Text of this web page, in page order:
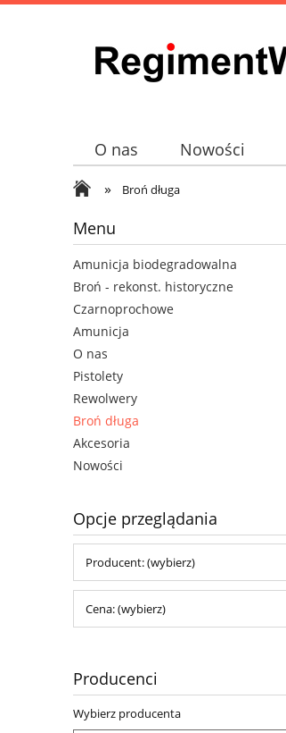
O nas Nowości
Broń - rekonst. historyczne
» Broń długa
Menu
Amunicja biodegradowalna
Broń - rekonst. historyczne
Czarnoprochowe
Amunicja
O nas
Pistolety
Rewolwery
Broń długa
Akcesoria
Nowości
Opcje przeglądania
Producent: (wybierz)
Cena: (wybierz)
Producenci
Wybierz producenta